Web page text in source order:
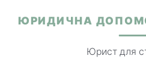
ЮРИДИЧНА
Юрист для